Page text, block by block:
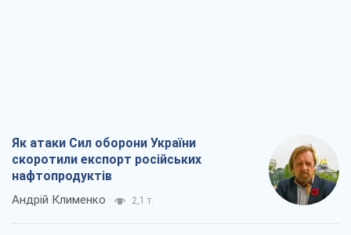
Як атаки Сил оборони України
скоротили експорт російських
нафтопродуктів
Андрій Клименко 2,1 т.